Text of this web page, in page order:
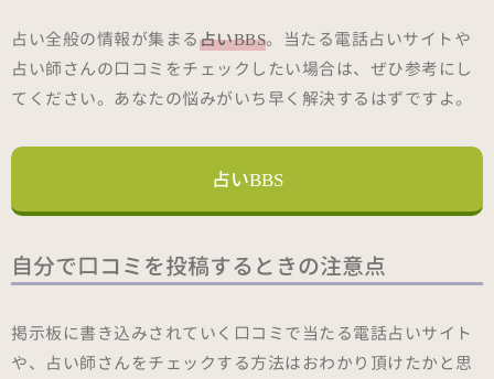
占い全般の情報が集まる占いBBS。当たる電話占いサイトや
占い師さんの口コミをチェックしたい場合は、ぜひ参考にし
てください。あなたの悩みがいち早く解決するはずですよ。
占いBBS
自分で口コミを投稿するときの注意点
掲示板に書き込みされていく口コミで当たる電話占いサイト
や、占い師さんをチェックする方法はおわかり頂けたかと思